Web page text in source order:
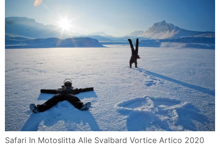
Safari In Motoslitta Alle Svalbard Vortice Artico 2020